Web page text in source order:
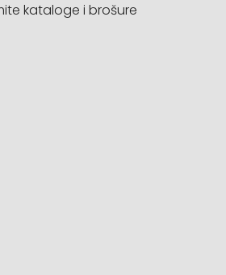
kataloge i brošure